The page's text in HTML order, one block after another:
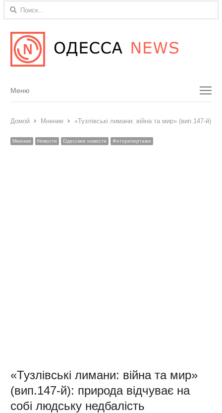
Найти:
Menu
Меню
Домой Мнение «Тузлівські лимани: війна та мир» (вип.147-й):
Мнение Новости Одесские новости Фоторепортажи
«Тузлівські лимани: війна та мир»
(вип.147-й): природа відчуває на
собі людську недбалість